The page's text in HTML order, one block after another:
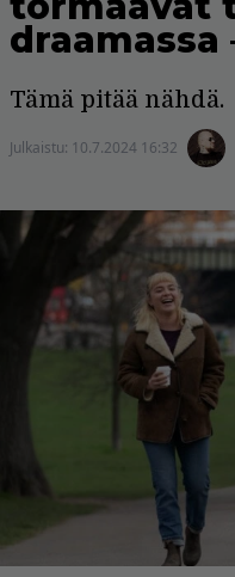
Tämä pitää nähdä.
Julkaistu: 10.7.2024 16:32